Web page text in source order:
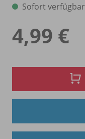
Sofort verfügbar
4,99 €